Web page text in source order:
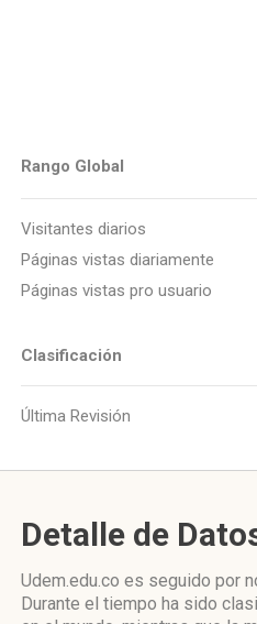
Rango Global
Visitantes diarios
Páginas vistas diariamente
Páginas vistas pro usuario
Clasificación
Última Revisión
Detalle de
Udem.edu.co es seguido por
Durante el tiempo ha sido